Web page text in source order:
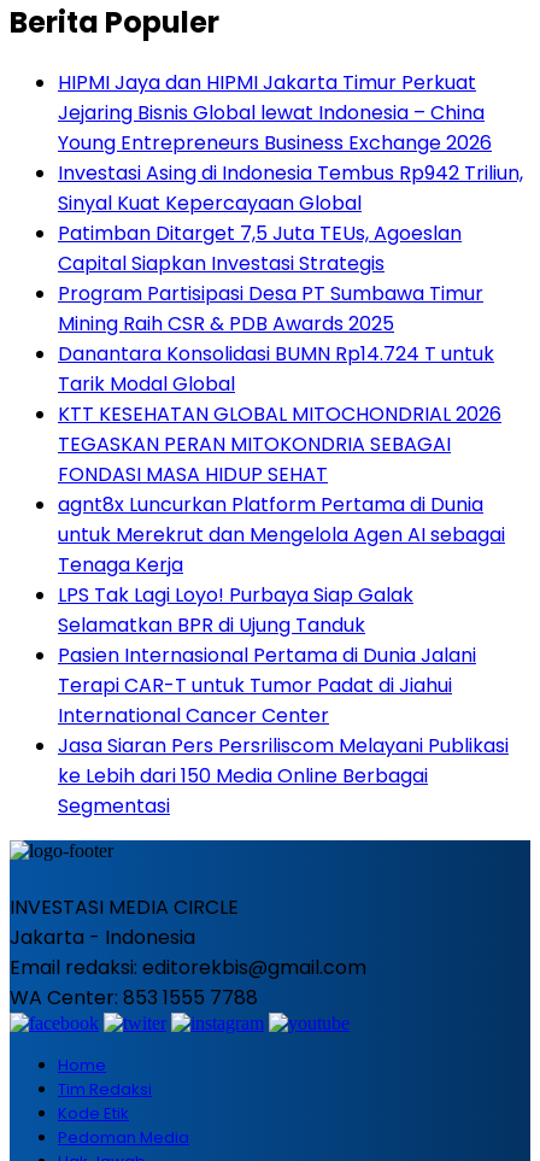
Berita Populer
HIPMI Jaya dan HIPMI Jakarta Timur Perkuat
Jejaring Bisnis Global lewat Indonesia – China
Young Entrepreneurs Business Exchange 2026
Investasi Asing di Indonesia Tembus Rp942 Triliun,
Sinyal Kuat Kepercayaan Global
Patimban Ditarget 7,5 Juta TEUs, Agoeslan
Capital Siapkan Investasi Strategis
Program Partisipasi Desa PT Sumbawa Timur
Mining Raih CSR & PDB Awards 2025
Danantara Konsolidasi BUMN Rp14.724 T untuk
Tarik Modal Global
KTT KESEHATAN GLOBAL MITOCHONDRIAL 2026
TEGASKAN PERAN MITOKONDRIA SEBAGAI
FONDASI MASA HIDUP SEHAT
agnt8x Luncurkan Platform Pertama di Dunia
untuk Merekrut dan Mengelola Agen AI sebagai
Tenaga Kerja
LPS Tak Lagi Loyo! Purbaya Siap Galak
Selamatkan BPR di Ujung Tanduk
Pasien Internasional Pertama di Dunia Jalani
Terapi CAR-T untuk Tumor Padat di Jiahui
International Cancer Center
Jasa Siaran Pers Persriliscom Melayani Publikasi
ke Lebih dari 150 Media Online Berbagai
Segmentasi
INVESTASI MEDIA CIRCLE
Jakarta - Indonesia
Email redaksi: editorekbis@gmail.com
WA Center: 853 1555 7788
Home
Tim Redaksi
Kode Etik
Pedoman Media